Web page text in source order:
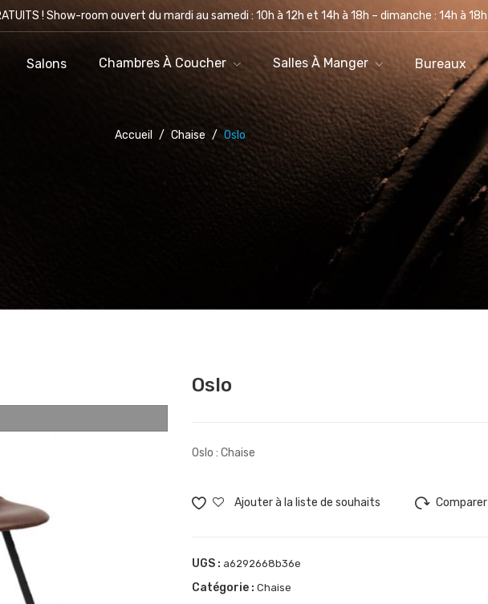
! Show-room ouvert du mardi au samedi : 10h à 12h et 14h à 18h – dimanche : 14h à 18h
Salons Chambres À Coucher Salles À Manger Bureaux
Nos Produits Salons Chambres À Coucher Salles À Manger
Accueil / Chaise / Oslo
Oslo
Oslo : Chaise
Ajouter à la liste de souhaits Comparer
UGS : a6292668b36e
Catégorie : Chaise